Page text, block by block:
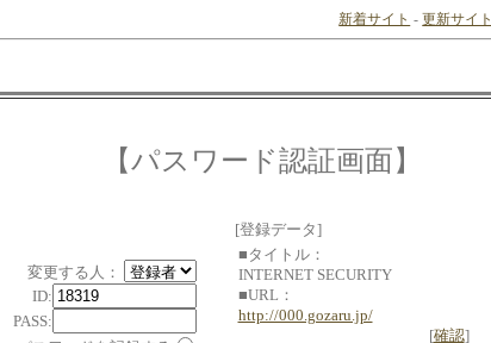
新着サイト -更新サイト
【パスワード認証画面】
変更する人：
ID:
PASS:
[登録データ]
■タイトル：
INTERNET SECURITY
■URL：
http://000.gozaru.jp/
[確認]